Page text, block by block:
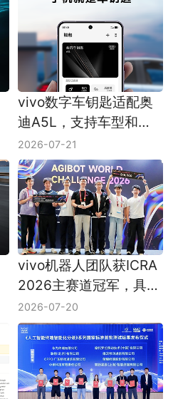
vivo数字车钥匙适配奥
迪A5L，支持车型和系
统要求整理
2026-07-21
vivo机器人团队获ICRA
2026主赛道冠军，具身
智能研发进展整理
2026-07-20